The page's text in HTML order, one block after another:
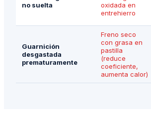
no suelta
oxidada en
entrehierro
Guarnición
desgastada
prematuramente
Freno seco
con grasa en
pastilla
(reduce
coeficiente,
aumenta calor)